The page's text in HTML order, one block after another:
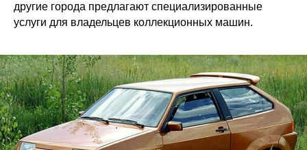
другие города предлагают специализированные
услуги для владельцев коллекционных машин.